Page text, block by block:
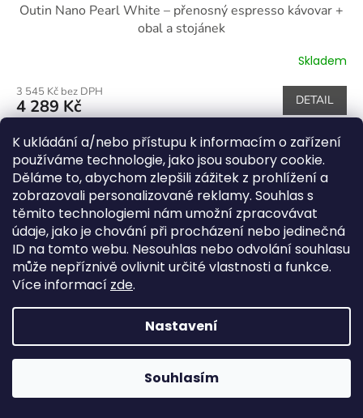
K ukládání a/nebo přístupu k informacím o zařízení
používáme technologie, jako jsou soubory cookie.
Děláme to, abychom zlepšili zážitek z prohlížení a
zobrazovali personalizované reklamy. Souhlas s
těmito technologiemi nám umožní zpracovávat
údaje, jako je chování při procházení nebo jedinečná
ID na tomto webu. Nesouhlas nebo odvolání souhlasu
může nepříznivě ovlivnit určité vlastnosti a funkce.
Více informací zde.
Nastavení
Souhlasím
Outin Nano Pearl White – přenosný espresso kávovar +
obal a stojánek
Skladem
3 545 Kč bez DPH
4 289 Kč DETAIL
Limitovaná sada Outin Nano Pearl White s cestovním
obalem a stojánkem zdarma. Plnohodnotné espresso
kdekoliv – bezpečně uložené a pohodlně připravené.
Akční zboží
Novinka
Tip